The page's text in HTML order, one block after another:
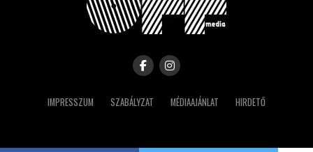
IMPRESSZUM SZABÁLYZAT MÉDIAAJÁNLAT HIRDETŐ